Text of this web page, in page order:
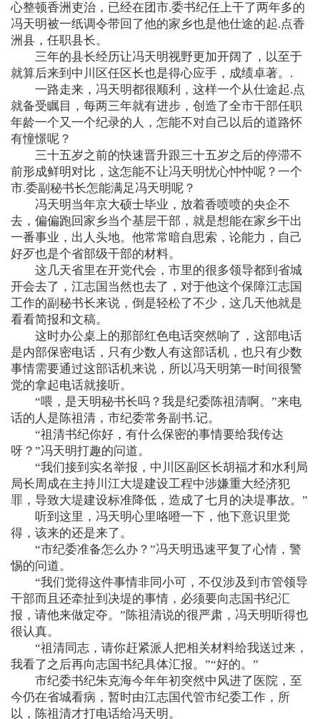
心整顿香洲吏治，已经在团市.委书纪任上干了两年多的
冯天明被一纸调令带回了他的家乡也是他仕途的起.点香
洲县，任职县长。
三年的县长经历让冯天明视野更加开阔了，以至于
就算后来到中川区任区长也是得心应手，成绩卓著。.
一路走来，冯天明都很顺利，这样一个从仕途起.点
就备受瞩目，每两三年就有进步，创造了全市干部任职
年龄一个又一个纪录的人，怎能不对自己以后的道路怀
有憧憬呢？
三十五岁之前的快速晋升跟三十五岁之后的停滞不
前形成鲜明对比，这怎能不让冯天明忧心忡忡呢？一个
市.委副秘书长怎能满足冯天明呢？
冯天明当年京大硕士毕业，放着香喷喷的央企不
去，偏偏跑回家乡当个基层干部，就是想能在家乡干出
一番事业，出人头地。他常常暗自思索，论能力，自己
好歹也是个省部级干部的材料。
这几天省里在开党代会，市里的很多领导都到省城
开会去了，江志国当然也去了，对于他这个保障江志国
工作的副秘书长来说，倒是轻松了不少，这几天他就是
看看简报和文稿。
这时办公桌上的那部红色电话突然响了，这部电话
是内部保密电话，只有少数人有这部话机，也只有少数
事情需要通过这部话机来说，所以冯天明第一时间很警
觉的拿起电话就接听。
“喂，是天明秘书长吗？我是纪委陈祖清啊。”来电
话的人是陈祖清，市纪委常务副书.记。
“祖清书纪你好，有什么保密的事情要给我传达
呀？”冯天明打趣的问道。
“我们接到实名举报，中川区副区长胡福才和水利局
局长周成在主持川江大堤建设工程中涉嫌重大经济犯
罪，导致大堤建设标准降低，造成了七月的决堤事故。”
听到这里，冯天明心里咯噔一下，他下意识里觉
得，该来的还是来了。
“市纪委准备怎么办？”冯天明迅速平复了心情，警
惕的问道。
“我们觉得这件事情非同小可，不仅涉及到市管领导
干部而且还牵扯到决堤的事情，必须要向志国书纪汇
报，请他来做定夺。”陈祖清说的很严肃，冯天明听得也
很认真。
“祖清同志，请你赶紧派人把相关材料给我送过来，
我看了之后再向志国书纪具体汇报。”“好的。”
市纪委书纪朱克海今年年初突然中风进了医院，至
今仍在省城看病，暂时由江志国代管市纪委工作，所
以，陈祖清才打电话给冯天明。